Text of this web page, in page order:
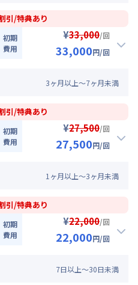
だきます。★ご希望の
他にも賃料半額・初期費
ございます。お気軽に
引/特典あり
初期
費用
¥33,000/回
33,000円/回
に限り
26,100円/月・割引）
用）
税抜)
3ヶ月以上～7ヶ月未満
引/特典あり
初期
費用
¥27,500/回
27,500円/回
朗報】全期間賃料30％OFF
に限り
27,000円/月・割引）
1 ヶ月以上～3ヶ月未満
引/特典あり
初期
費用
¥22,000/回
22,000円/回
朗報】全期間賃料30％OFF
7日以上～30日未満